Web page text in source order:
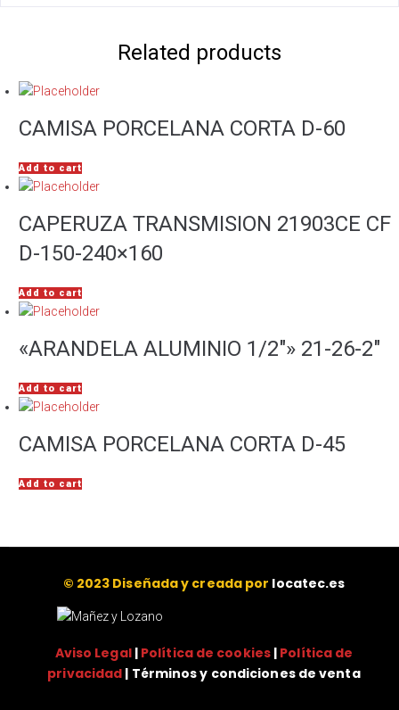
Related products
CAMISA PORCELANA CORTA D-60
Add to cart
CAPERUZA TRANSMISION 21903CE CF
D-150-240×160
Add to cart
«ARANDELA ALUMINIO 1/2″» 21-26-2″
Add to cart
CAMISA PORCELANA CORTA D-45
Add to cart
© 2023 Diseñada y creada por locatec.es
Aviso Legal| Política de cookies| Política de
privacidad | Términos y condiciones de venta